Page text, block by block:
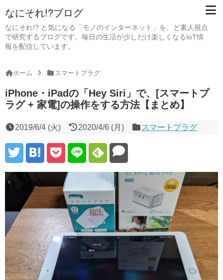
なにそれ!?ブログ
なにそれ!? と気になる「モノのインターネット」を、ど素人視点
で研究するブログです。毎日の生活が少しだけ楽しくなるIoT情
報を配信しています。
ホーム スマートプラグ
iPhone・iPadの「Hey Siri」で、[スマートプ
ラグ + 家電]の操作をする方法【まとめ】
2019/6/4 (火) 2020/4/6 (月) スマートプラグ